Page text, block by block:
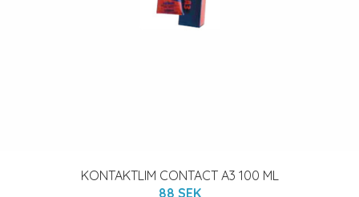
KONTAKTLIM CONTACT A3 100 ML
88 SEK